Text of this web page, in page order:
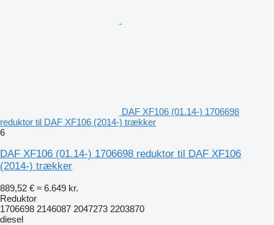
DAF XF106 (01.14-) 1706698
reduktor til DAF XF106 (2014-) trækker
6
DAF XF106 (01.14-) 1706698 reduktor til DAF XF106
(2014-) trækker
889,52 € ≈ 6.649 kr.
Reduktor
1706698 2146087 2047273 2203870
diesel